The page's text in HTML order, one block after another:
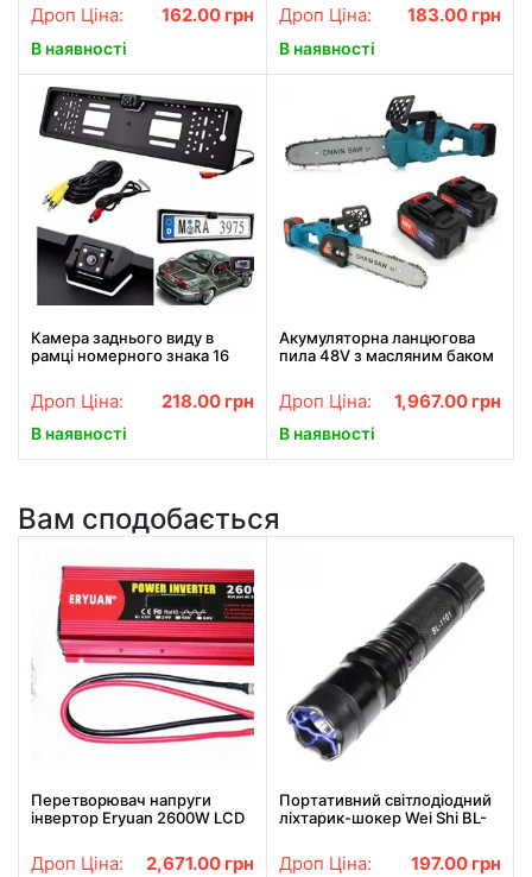
автонасос
Дроп Ціна: 162.00 грн
В наявності
автопічка, автодувка
Дроп Ціна: 183.00 грн
В наявності
Камера заднього виду в
рамці номерного знака 16
R314
Дроп Ціна: 218.00 грн
В наявності
Акумуляторна ланцюгова
пила 48V з масляним баком
акумулятори, Садова
електропила 12"
Дроп Ціна: 1,967.00 грн
В наявності
Вам сподобається
Перетворювач напруги
інвертор Eryuan 2600W LCD
синусоїдою та вольтметром
Дроп Ціна: 2,671.00 грн
Портативний світлодіодний
ліхтарик-шокер Wei Shi BL-
Дроп Ціна: 197.00 грн